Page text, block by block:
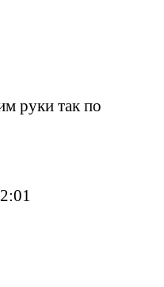
руки так по